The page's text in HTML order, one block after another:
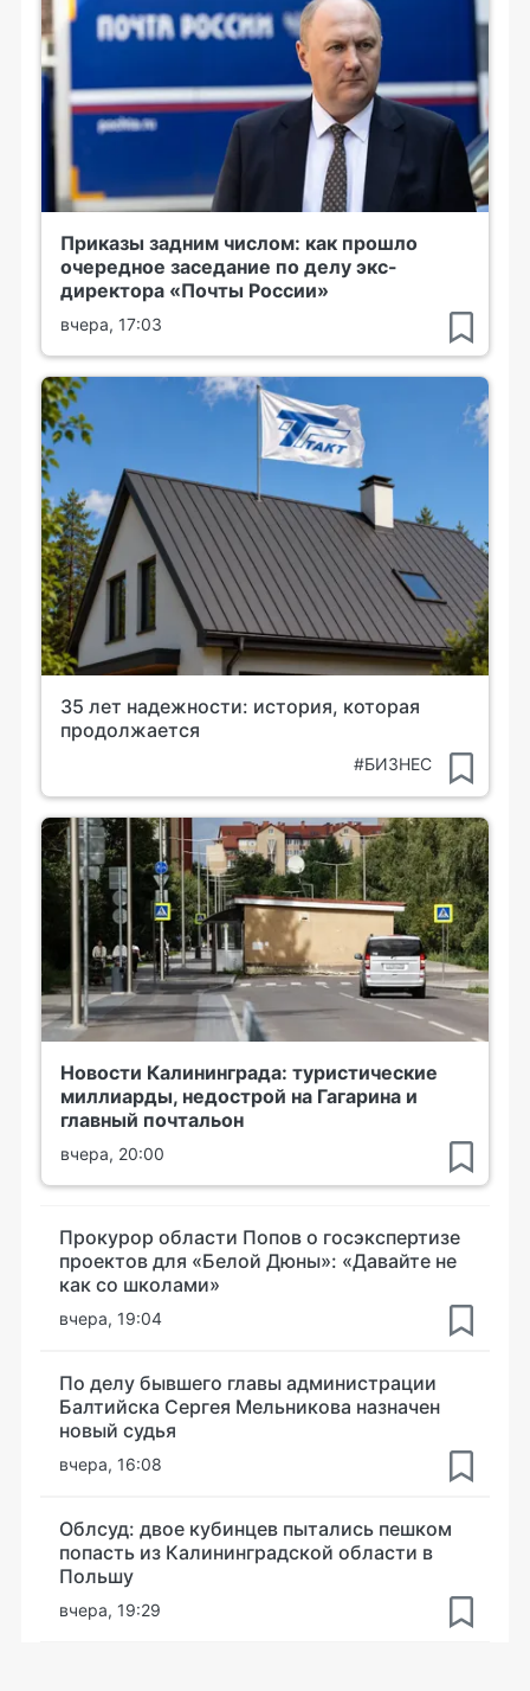
Приказы задним числом: как прошло
очередное заседание по делу экс-
директора «Почты России»
вчера, 17:03
35 лет надежности: история, которая
продолжается
#БИЗНЕС
Новости Калининграда: туристические
миллиарды, недострой на Гагарина и
главный почтальон
вчера, 20:00
Прокурор области Попов о госэкспертизе
проектов для «Белой Дюны»: «Давайте не
как со школами»
вчера, 19:04
По делу бывшего главы администрации
Балтийска Сергея Мельникова назначен
новый судья
вчера, 16:08
Облсуд: двое кубинцев пытались пешком
попасть из Калининградской области в
Польшу
вчера, 19:29